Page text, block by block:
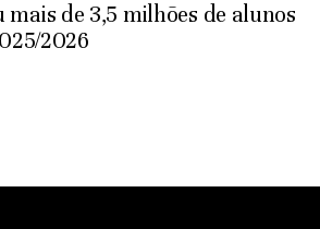
mais de 3,5 milhões de alunos
2026